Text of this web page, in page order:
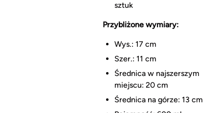
sztuk
Przybliżone wymiary:
Wys.: 17 cm
Szer.: 11 cm
Średnica w najszerszym
miejscu: 20 cm
Średnica na górze: 13 cm